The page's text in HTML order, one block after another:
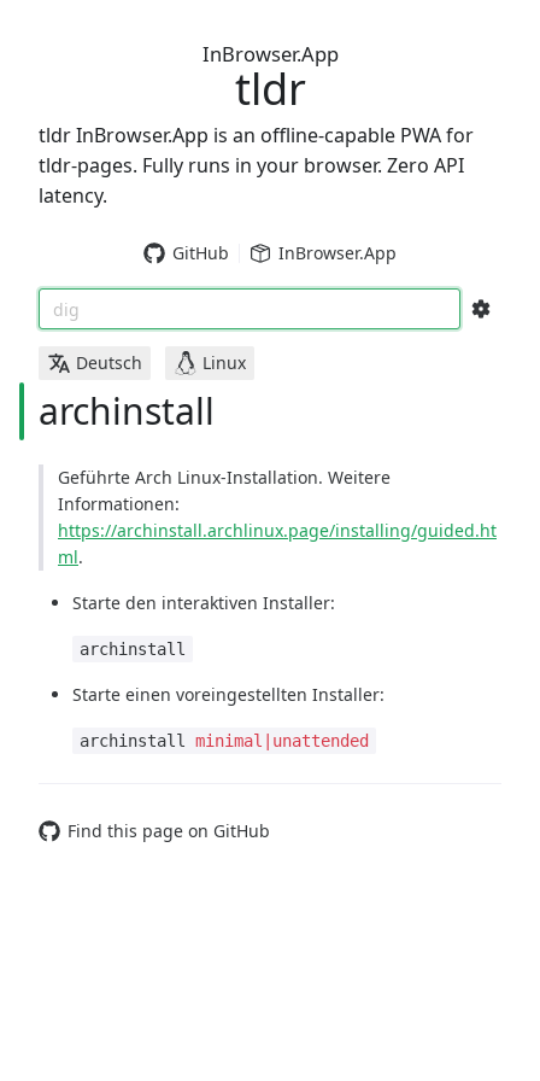
InBrowser.App
tldr
tldr InBrowser.App is an offline-capable PWA for
tldr-pages. Fully runs in your browser. Zero API
latency.
GitHub InBrowser.App
dig
Deutsch Linux
archinstall
Geführte Arch Linux-Installation. Weitere
Informationen:
https://archinstall.archlinux.page/installing/guided.ht
ml.
Starte den interaktiven Installer:
archinstall
Starte einen voreingestellten Installer:
archinstall minimal|unattended
Find this page on GitHub